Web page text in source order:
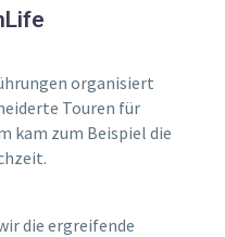
organisiert
Touren für
kam zum Beispiel die
die ergreifende